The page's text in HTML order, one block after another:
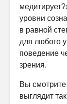
уровни
в равной
для любого
поведение
зрения.
Вы смотрите
выглядит